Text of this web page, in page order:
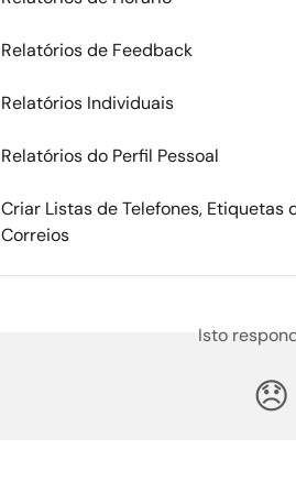
Relatórios de Feedback
Relatórios Individuais
Relatórios do Perfil Pessoal
Criar Listas de Telefones,
Correios
Isto
😞